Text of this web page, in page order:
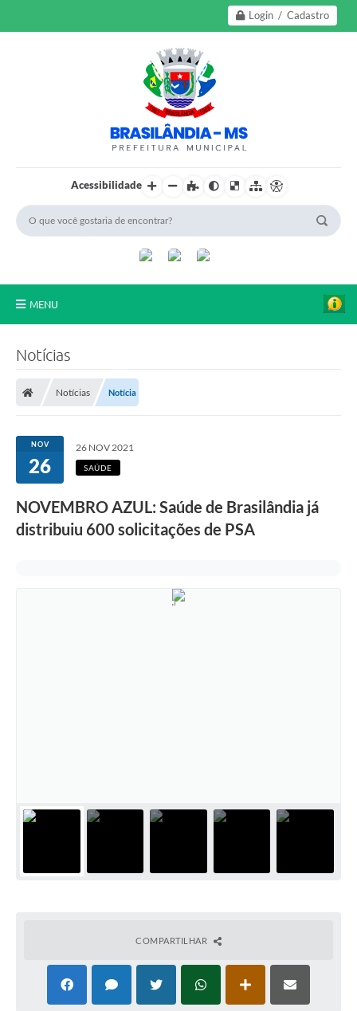
Login / Cadastro
Acessibilidade
MENU
Transparência
Câmara Municipal
e-SIC
Contato
Notícias
Notícias Notícia
NOV
26
26 NOV 2021
SAÚDE
NOVEMBRO AZUL: Saúde de Brasilândia já
distribuiu 600 solicitações de PSA
COMPARTILHAR